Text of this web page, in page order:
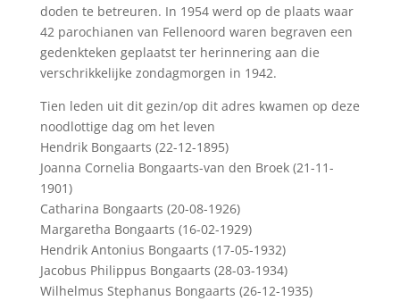
doden te betreuren. In 1954 werd op de plaats waar
42 parochianen van Fellenoord waren begraven een
gedenkteken geplaatst ter herinnering aan die
verschrikkelijke zondagmorgen in 1942.
Tien leden uit dit gezin/op dit adres kwamen op deze
noodlottige dag om het leven
Hendrik Bongaarts (22-12-1895)
Joanna Cornelia Bongaarts-van den Broek (21-11-
1901)
Catharina Bongaarts (20-08-1926)
Margaretha Bongaarts (16-02-1929)
Hendrik Antonius Bongaarts (17-05-1932)
Jacobus Philippus Bongaarts (28-03-1934)
Wilhelmus Stephanus Bongaarts (26-12-1935)